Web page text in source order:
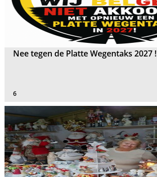
Nee tegen de Platte Wegentaks 2027 !
6